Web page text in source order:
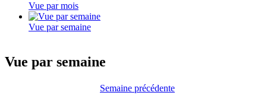
Vue par mois
Vue par semaine
Vue par semaine
Semaine précédente